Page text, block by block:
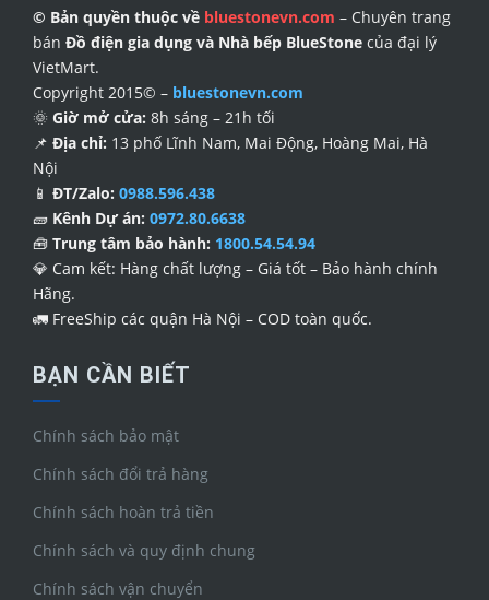
© Bản quyền thuộc về bluestonevn.com – Chuyên trang
bán Đồ điện gia dụng và Nhà bếp BlueStone của đại lý
VietMart.
Copyright 2015© – bluestonevn.com
🌞 Giờ mở cửa: 8h sáng – 21h tối
📌 Địa chỉ: 13 phố Lĩnh Nam, Mai Động, Hoàng Mai, Hà
Nội
📱 ĐT/Zalo: 0988.596.438
🧱 Kênh Dự án: 0972.80.6638
🧰 Trung tâm bảo hành: 1800.54.54.94
💎 Cam kết: Hàng chất lượng – Giá tốt – Bảo hành chính
Hãng.
🚛 FreeShip các quận Hà Nội – COD toàn quốc.
BẠN CẦN BIẾT
Chính sách bảo mật
Chính sách đổi trả hàng
Chính sách hoàn trả tiền
Chính sách và quy định chung
Chính sách vận chuyển